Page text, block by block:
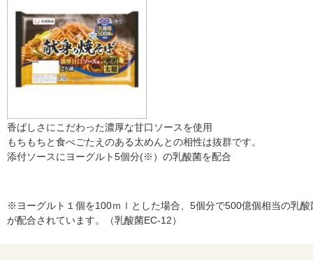
香ばしさにこだわった濃厚な甘口ソースを使用
もちもちと食べごたえのある太めんとの相性は抜群です。
添付ソースにヨーグルト5個分(※）の乳酸菌を配合
※ヨーグルト１個を100ｍｌとした場合、5個分で500億個相当の乳酸
が配合されています。（乳酸菌EC-12）